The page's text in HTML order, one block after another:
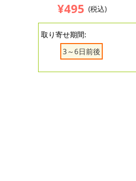
¥495 (税込)
取り寄せ期間:
3～6日前後